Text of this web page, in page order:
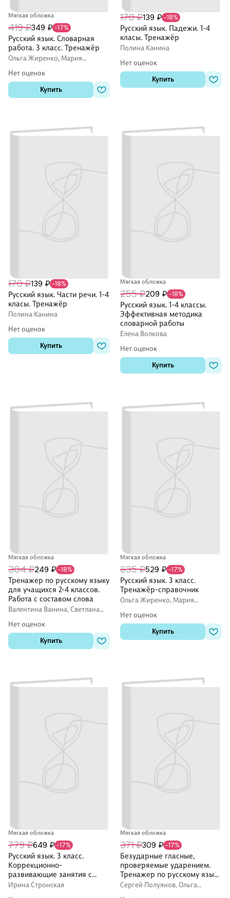
Мягкая обложка
419 ₽349 ₽ -17%
Русский язык. Словарная
работа. 3 класс. Тренажёр
Ольга Жиренко, Мария
Нет оценок
Купить
170 ₽139 ₽ -18%
Русский язык. Падежи. 1-4
класы. Тренажёр
Полина Канина
Нет оценок
Купить
170 ₽139 ₽ -18%
Русский язык. Части речи. 1-4
класы. Тренажёр
Полина Канина
Нет оценок
Купить
Мягкая обложка
255 ₽209 ₽ -18%
Русский язык. 1-4 классы.
Эффективная методика
словарной работы
Елена Волкова
Нет оценок
Купить
Мягкая обложка
304 ₽249 ₽ -18%
Тренажер по русскому языку
для учащихся 2-4 классов.
Работа с составом слова
Валентина Ванина, Светлана
Нет оценок
Купить
Мягкая обложка
635 ₽529 ₽ -17%
Русский язык. 3 класс.
Тренажёр-справочник
Ольга Жиренко, Мария
Нет оценок
Купить
Мягкая обложка
779 ₽649 ₽ -17%
Русский язык. 3 класс.
Коррекционно-
развивающие занятия с
нейропсихологическими
Ирина Стронская
Мягкая обложка
371 ₽309 ₽ -17%
Безударные гласные,
проверяемые ударением.
Тренажер по русскому языку
для учащихся 2-4 классов.
Сергей Полуянов, Ольга